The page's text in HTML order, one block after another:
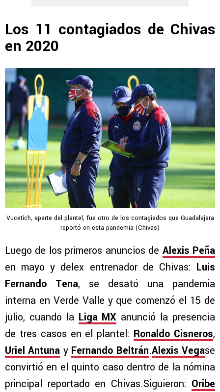
Los 11 contagiados de Chivas
en 2020
Vucetich, aparte del plantel, fue otro de los contagiados que Guadalajara
reportó en esta pandemia (Chivas)
Luego de los primeros anuncios de Alexis Peña
en mayo y delex entrenador de Chivas: Luis
Fernando Tena, se desató una pandemia
interna en Verde Valle y que comenzó el 15 de
julio, cuando la Liga MX anunció la presencia
de tres casos en el plantel: Ronaldo Cisneros,
Uriel Antuna y Fernando Beltrán.Alexis Vegase
convirtió en el quinto caso dentro de la nómina
principal reportado en Chivas.Siguieron: Oribe